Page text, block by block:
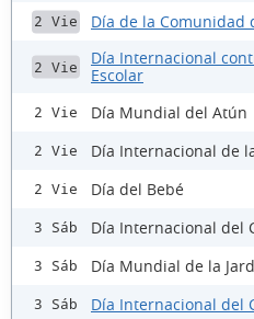
2 Vie Día de la Comunidad
2 Vie
Día Internacional
Escolar
2 Vie Día Mundial del Atún
2 Vie Día Internacional de
2 Vie Día del Bebé
3 Sáb Día Internacional del
3 Sáb Día Mundial de la
3 Sáb Día Internacional del